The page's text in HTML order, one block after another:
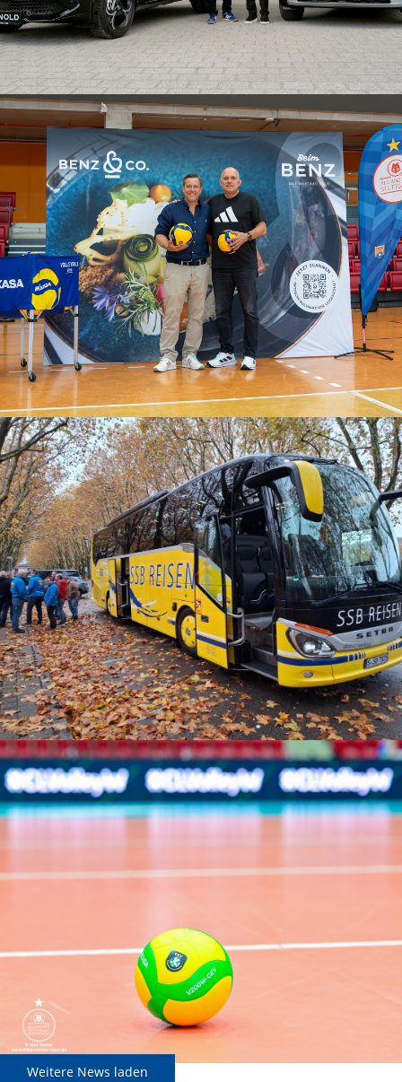
Weitere News laden